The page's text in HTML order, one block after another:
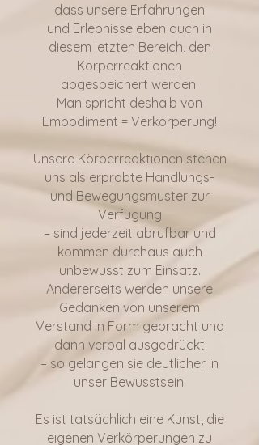
dass unsere Erfahrungen
und Erlebnisse eben auch in
diesem letzten Bereich, den
Körperreaktionen
abgespeichert werden.
Man spricht deshalb von
Embodiment = Verkörperung!
Unsere Körperreaktionen stehen
uns als erprobte Handlungs-
und Bewegungsmuster zur
Verfügung
– sind jederzeit abrufbar und
kommen durchaus auch
unbewusst zum Einsatz.
Andererseits werden unsere
Gedanken von unserem
Verstand in Form gebracht und
dann verbal ausgedrückt
– so gelangen sie deutlicher in
unser Bewusstsein.
Es ist tatsächlich eine Kunst, die
eigenen Verkörperungen zu